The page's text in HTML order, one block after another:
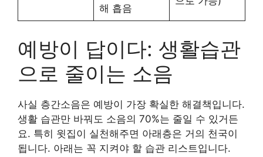
해 흡음
예방이 답이다: 생활습관
으로 줄이는 소음
사실 층간소음은 예방이 가장 확실한 해결책입니다.
생활 습관만 바꿔도 소음의 70%는 줄일 수 있거든
요. 특히 윗집이 실천해주면 아래층은 거의 천국이
됩니다. 아래는 꼭 지켜야 할 습관 리스트입니다.